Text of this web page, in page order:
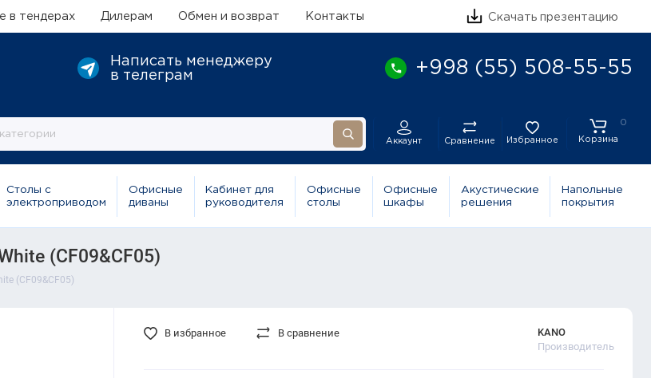
в тендерах Дилерам Обмен и возврат Контакты Скачать презентацию
Написать менеджеру
в телеграм
+998 (55) 508-55-55
Аккаунт Сравнение Избранное
0
Корзина
Столы с
электроприводом
Офисные
диваны
Кабинет для
руководителя
Офисные
столы
Офисные
шкафы
Акустические
решения
Напольные
покрытия
(CF09&CF05)
(CF09&CF05)
KANO
Производитель
В избранное В сравнение